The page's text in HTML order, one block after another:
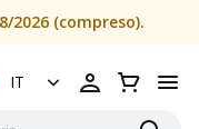
2026 (compreso).
IT